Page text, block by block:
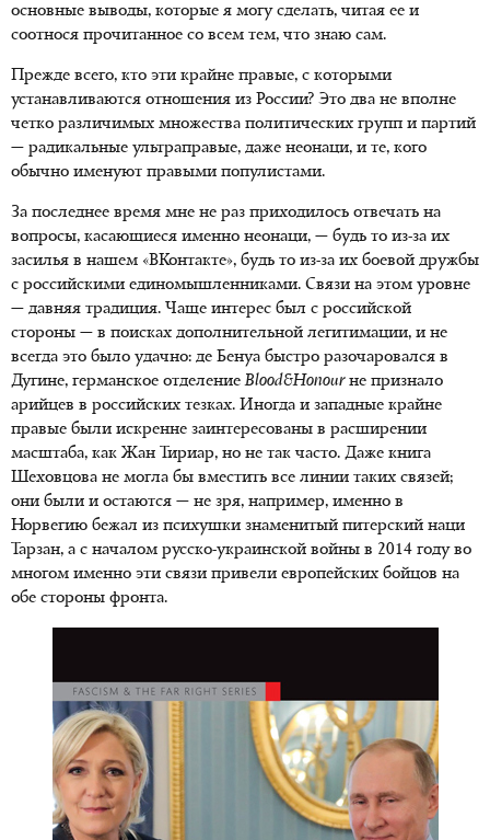
основные выводы, которые я могу сделать, читая ее и
соотнося прочитанное со всем тем, что знаю сам.
Прежде всего, кто эти крайне правые, с которыми
устанавливаются отношения из России? Это два не вполне
четко различимых множества политических групп и партий
— радикальные ультраправые, даже неонаци, и те, кого
обычно именуют правыми популистами.
За последнее время мне не раз приходилось отвечать на
вопросы, касающиеся именно неонаци, — будь то из-за их
засилья в нашем «ВКонтакте», будь то из-за их боевой дружбы
с российскими единомышленниками. Связи на этом уровне
— давняя традиция. Чаще интерес был с российской
стороны — в поисках дополнительной легитимации, и не
всегда это было удачно: де Бенуа быстро разочаровался в
Дугине, германское отделениеBlood&Honourне признало
арийцев в российских тезках. Иногда и западные крайне
правые были искренне заинтересованы в расширении
масштаба, как Жан Тириар, но не так часто. Даже книга
Шеховцова не могла бы вместить все линии таких связей;
они были и остаются — не зря, например, именно в
Норвегию бежал из психушки знаменитый питерский наци
Тарзан, а с началом русско-украинской войны в 2014 году во
многом именно эти связи привели европейских бойцов на
обе стороны фронта.